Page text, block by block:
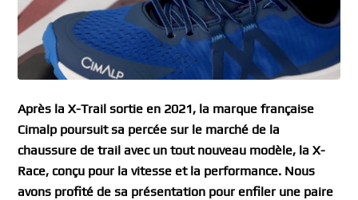
Après la X-Trail sortie en 2021, la marque française
Cimalp poursuit sa percée sur le marché de la
chaussure de trail avec un tout nouveau modèle, la X-
Race, conçu pour la vitesse et la performance. Nous
avons profité de sa présentation pour enfiler une paire